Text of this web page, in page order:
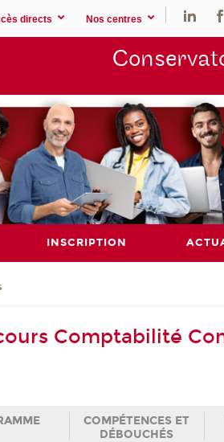
directs Nos centres
INSCRIPTION
Comptabilité
COMPÉTENCES ET
DÉBOUCHÉS